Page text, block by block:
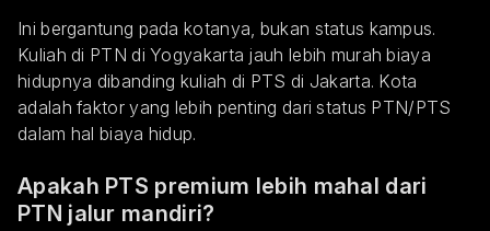
Ini bergantung pada kotanya, bukan status kampus.
Kuliah di PTN di Yogyakarta jauh lebih murah biaya
hidupnya dibanding kuliah di PTS di Jakarta. Kota
adalah faktor yang lebih penting dari status PTN/PTS
dalam hal biaya hidup.
Apakah PTS premium lebih mahal dari
PTN jalur mandiri?